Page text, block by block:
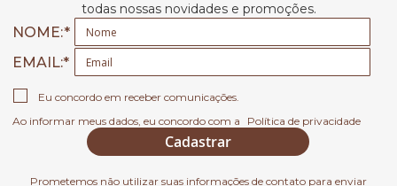
todas nossas novidades e promoções.
NOME:
EMAIL
Eu concordo em receber comunicações.
Ao informar meus dados, eu concordo com a
Política de privacidade
Cadastrar
Prometemos não utilizar suas informações de contato para enviar